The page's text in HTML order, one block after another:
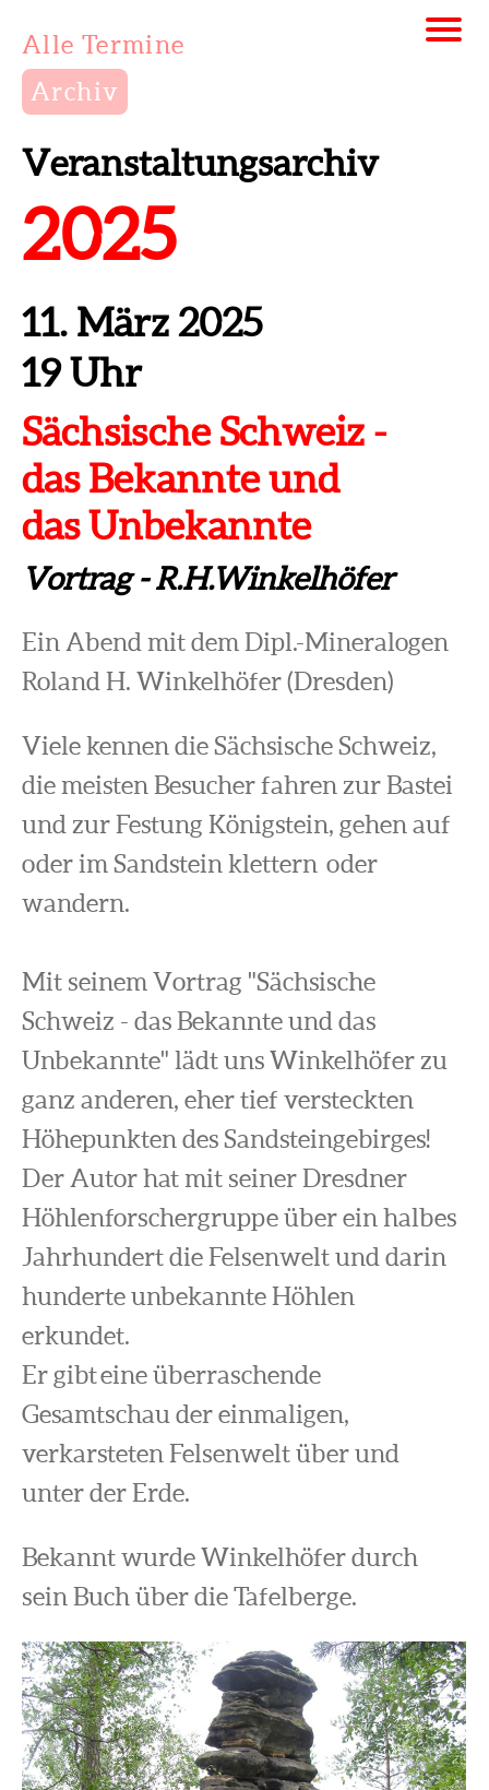
Alle Termine
Archiv
Veranstaltungsarchiv
2025
11. März 2025
19 Uhr
Sächsische Schweiz -
das Bekannte und
das Unbekannte
Vortrag - R.H.Winkelhöfer
Ein Abend mit dem Dipl.-Mineralogen
Roland H. Winkelhöfer (Dresden)
Viele kennen die Sächsische Schweiz,
die meisten Besucher fahren zur Bastei
und zur Festung Königstein, gehen auf
oder im Sandstein klettern oder
wandern.
Mit seinem Vortrag "Sächsische
Schweiz - das Bekannte und das
Unbekannte" lädt uns Winkelhöfer zu
ganz anderen, eher tief versteckten
Höhepunkten des Sandsteingebirges!
Der Autor hat mit seiner Dresdner
Höhlenforschergruppe über ein halbes
Jahrhundert die Felsenwelt und darin
hunderte unbekannte Höhlen
erkundet.
Er gibt eine überraschende
Gesamtschau der einmaligen,
verkarsteten Felsenwelt über und
unter der Erde.
Bekannt wurde Winkelhöfer durch
sein Buch über die Tafelberge.